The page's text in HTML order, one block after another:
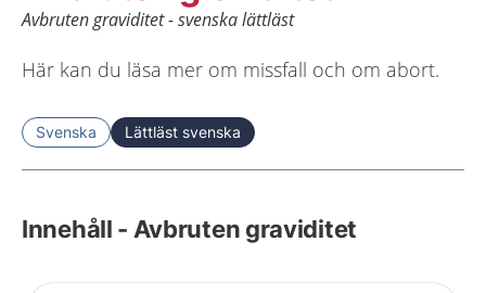
Avbruten graviditet - svenska lättläst
Här kan du läsa mer om missfall och om abort.
Svenska Lättläst svenska
Innehåll - Avbruten graviditet